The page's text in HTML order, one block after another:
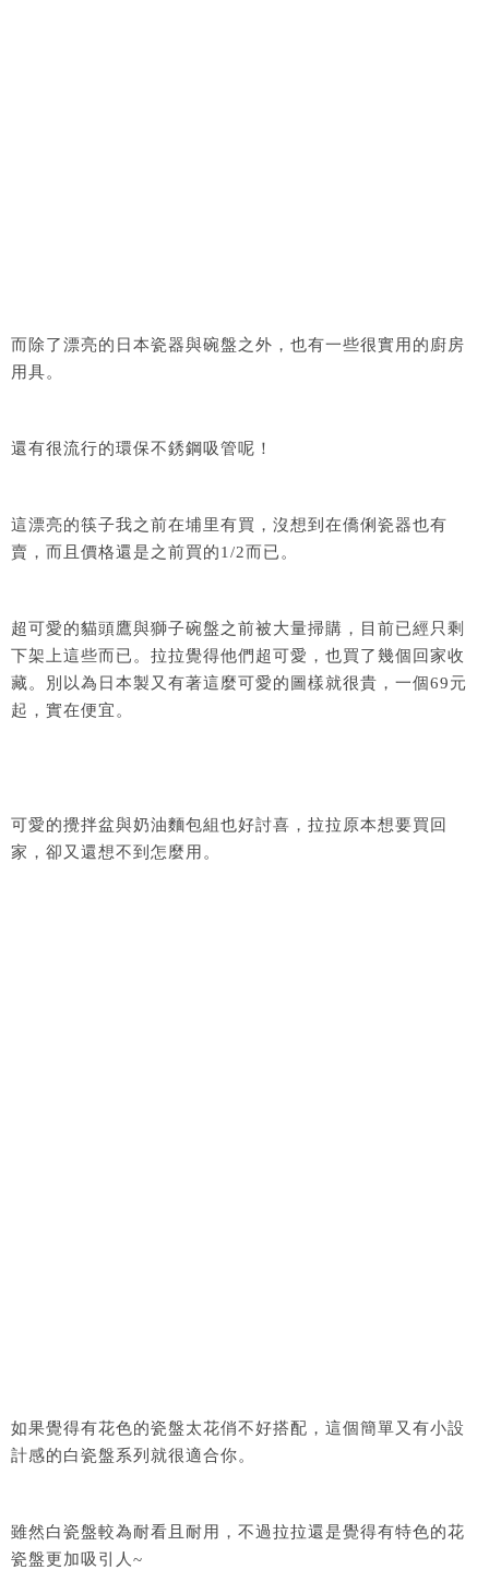
而除了漂亮的日本瓷器與碗盤之外，也有一些很實用的廚房
用具。
還有很流行的環保不銹鋼吸管呢！
這漂亮的筷子我之前在埔里有買，沒想到在僑俐瓷器也有
賣，而且價格還是之前買的1/2而已。
超可愛的貓頭鷹與獅子碗盤之前被大量掃購，目前已經只剩
下架上這些而已。拉拉覺得他們超可愛，也買了幾個回家收
藏。別以為日本製又有著這麼可愛的圖樣就很貴，一個69元
起，實在便宜。
可愛的攪拌盆與奶油麵包組也好討喜，拉拉原本想要買回
家，卻又還想不到怎麼用。
如果覺得有花色的瓷盤太花俏不好搭配，這個簡單又有小設
計感的白瓷盤系列就很適合你。
雖然白瓷盤較為耐看且耐用，不過拉拉還是覺得有特色的花
瓷盤更加吸引人~